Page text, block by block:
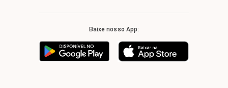
Baixe nosso App: